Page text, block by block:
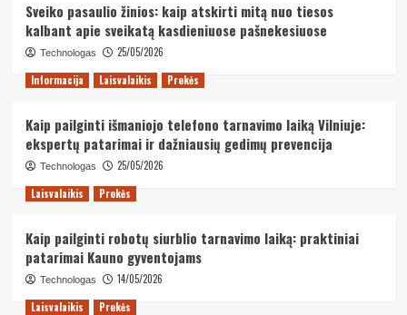
Sveiko pasaulio žinios: kaip atskirti mitą nuo tiesos
kalbant apie sveikatą kasdieniuose pašnekesiuose
Technologas
25/05/2026
Informacija
Laisvalaikis Prekės
Kaip pailginti išmaniojo telefono tarnavimo laiką Vilniuje:
ekspertų patarimai ir dažniausių gedimų prevencija
Technologas
25/05/2026
Laisvalaikis
Prekės
Kaip pailginti robotų siurblio tarnavimo laiką: praktiniai
patarimai Kauno gyventojams
Technologas
14/05/2026
Laisvalaikis
Prekės